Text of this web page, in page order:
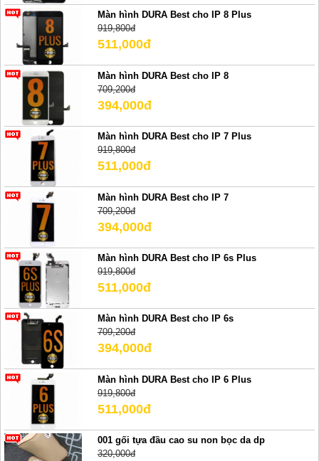
Màn hình DURA Best cho IP 8 Plus
919,800đ
511,000đ
Màn hình DURA Best cho IP 8
709,200đ
394,000đ
Màn hình DURA Best cho IP 7 Plus
919,800đ
511,000đ
Màn hình DURA Best cho IP 7
709,200đ
394,000đ
Màn hình DURA Best cho IP 6s Plus
919,800đ
511,000đ
Màn hình DURA Best cho IP 6s
709,200đ
394,000đ
Màn hình DURA Best cho IP 6 Plus
919,800đ
511,000đ
001 gối tựa đầu cao su non bọc da dp
320,000đ